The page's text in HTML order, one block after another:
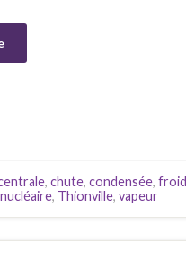
, chute, condensée, froid
nucléaire, Thionville, vapeur